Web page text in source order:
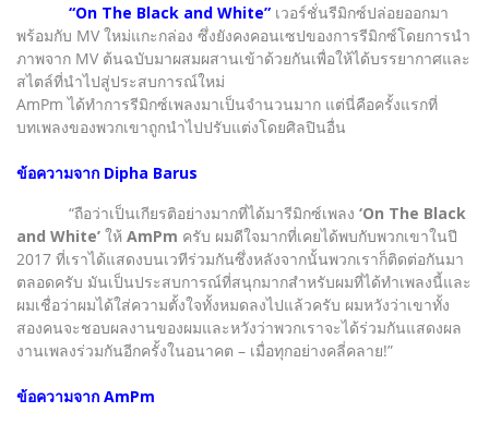
“On The Black and White” เวอร์ชั่นรีมิกซ์ปล่อยออกมา
พร้อมกับ MV ใหม่แกะกล่อง ซึ่งยังคงคอนเซปของการรีมิกซ์โดยการนำ
ภาพจาก MV ต้นฉบับมาผสมผสานเข้าด้วยกันเพื่อให้ได้บรรยากาศและ
สไตล์ที่นำไปสู่ประสบการณ์ใหม่
AmPm ได้ทำการรีมิกซ์เพลงมาเป็นจำนวนมาก แต่นี่คือครั้งแรกที่
บทเพลงของพวกเขาถูกนำไปปรับแต่งโดยศิลปินอื่น
ข้อความจาก Dipha Barus
“ถือว่าเป็นเกียรติอย่างมากที่ได้มารีมิกซ์เพลง ‘On The Black
and White’ ให้ AmPm ครับ ผมดีใจมากที่เคยได้พบกับพวกเขาในปี
2017 ที่เราได้แสดงบนเวทีร่วมกันซึ่งหลังจากนั้นพวกเราก็ติดต่อกันมา
ตลอดครับ มันเป็นประสบการณ์ที่สนุกมากสำหรับผมที่ได้ทำเพลงนี้และ
ผมเชื่อว่าผมได้ใส่ความตั้งใจทั้งหมดลงไปแล้วครับ ผมหวังว่าเขาทั้ง
สองคนจะชอบผลงานของผมและหวังว่าพวกเราจะได้ร่วมกันแสดงผล
งานเพลงร่วมกันอีกครั้งในอนาคต – เมื่อทุกอย่างคลี่คลาย!”
ข้อความจาก AmPm